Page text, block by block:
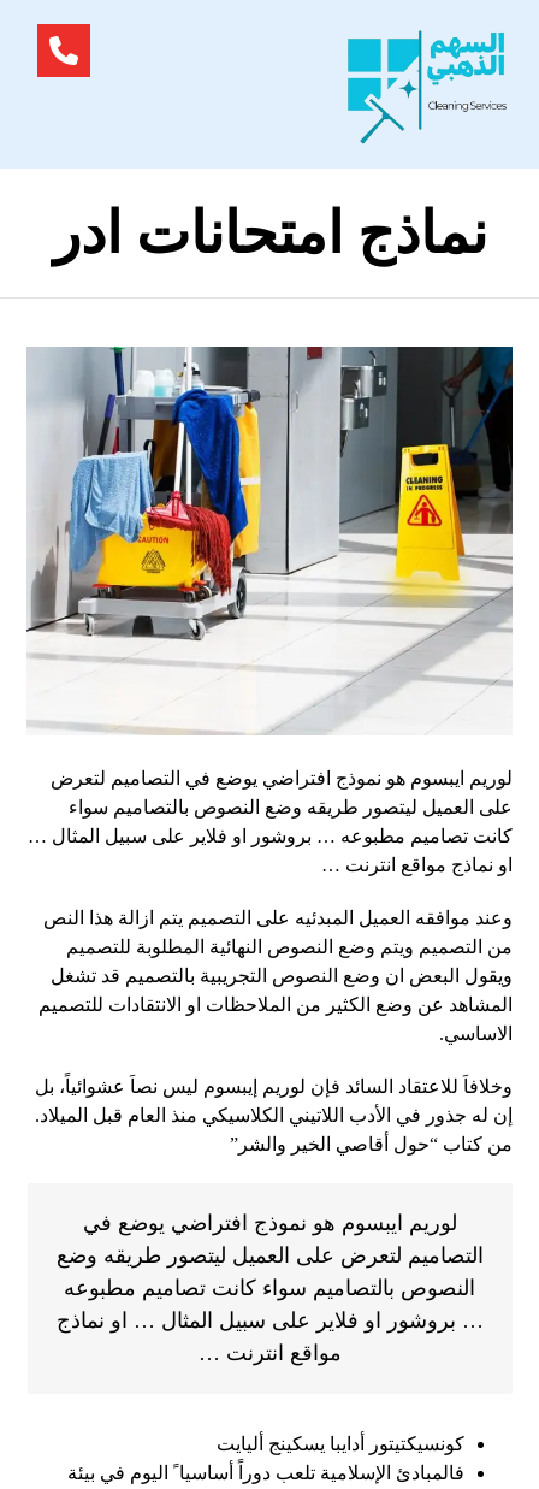
نماذج امتحانات ادر
لوريم ايبسوم هو نموذج افتراضي يوضع في التصاميم لتعرض
على العميل ليتصور طريقه وضع النصوص بالتصاميم سواء
كانت تصاميم مطبوعه … بروشور او فلاير على سبيل المثال …
او نماذج مواقع انترنت …
وعند موافقه العميل المبدئيه على التصميم يتم ازالة هذا النص
من التصميم ويتم وضع النصوص النهائية المطلوبة للتصميم
ويقول البعض ان وضع النصوص التجريبية بالتصميم قد تشغل
المشاهد عن وضع الكثير من الملاحظات او الانتقادات للتصميم
الاساسي.
وخلافاَ للاعتقاد السائد فإن لوريم إيبسوم ليس نصاَ عشوائياً، بل
إن له جذور في الأدب اللاتيني الكلاسيكي منذ العام قبل الميلاد.
من كتاب “حول أقاصي الخير والشر”
لوريم ايبسوم هو نموذج افتراضي يوضع في
التصاميم لتعرض على العميل ليتصور طريقه وضع
النصوص بالتصاميم سواء كانت تصاميم مطبوعه
… بروشور او فلاير على سبيل المثال … او نماذج
مواقع انترنت …
كونسيكتيتور أدايبا يسكينج أليايت
فالمبادئ الإسلامية تلعب دوراً أساسيا ً اليوم في بيئة